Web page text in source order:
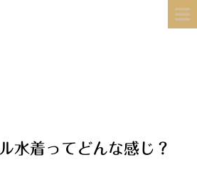
水着ってどんな感じ？